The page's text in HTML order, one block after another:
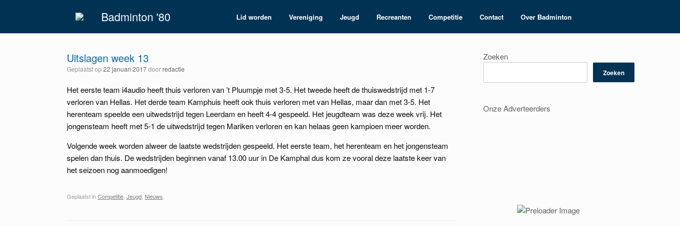
Badminton '80 Lid worden Vereniging Jeugd Recreanten Competitie Contact Over Badminton
Uitslagen week 13
Geplaatst op22 januari 2017doorredactie
Het eerste team i4audio heeft thuis verloren van ’t Pluumpje met 3-5. Het tweede heeft de thuiswedstrijd met 1-7
verloren van Hellas. Het derde team Kamphuis heeft ook thuis verloren met van Hellas, maar dan met 3-5. Het
herenteam speelde een uitwedstrijd tegen Leerdam en heeft 4-4 gespeeld. Het jeugdteam was deze week vrij. Het
jongensteam heeft met 5-1 de uitwedstrijd tegen Mariken verloren en kan helaas geen kampioen meer worden.
Volgende week worden alweer de laatste wedstrijden gespeeld. Het eerste team, het herenteam en het jongensteam
spelen dan thuis. De wedstrijden beginnen vanaf 13.00 uur in De Kamphal dus kom ze vooral deze laatste keer van
het seizoen nog aanmoedigen!
Geplaatst inCompetitie Jeugd Nieuws
Zoeken
Zoeken
Onze Adverteerders